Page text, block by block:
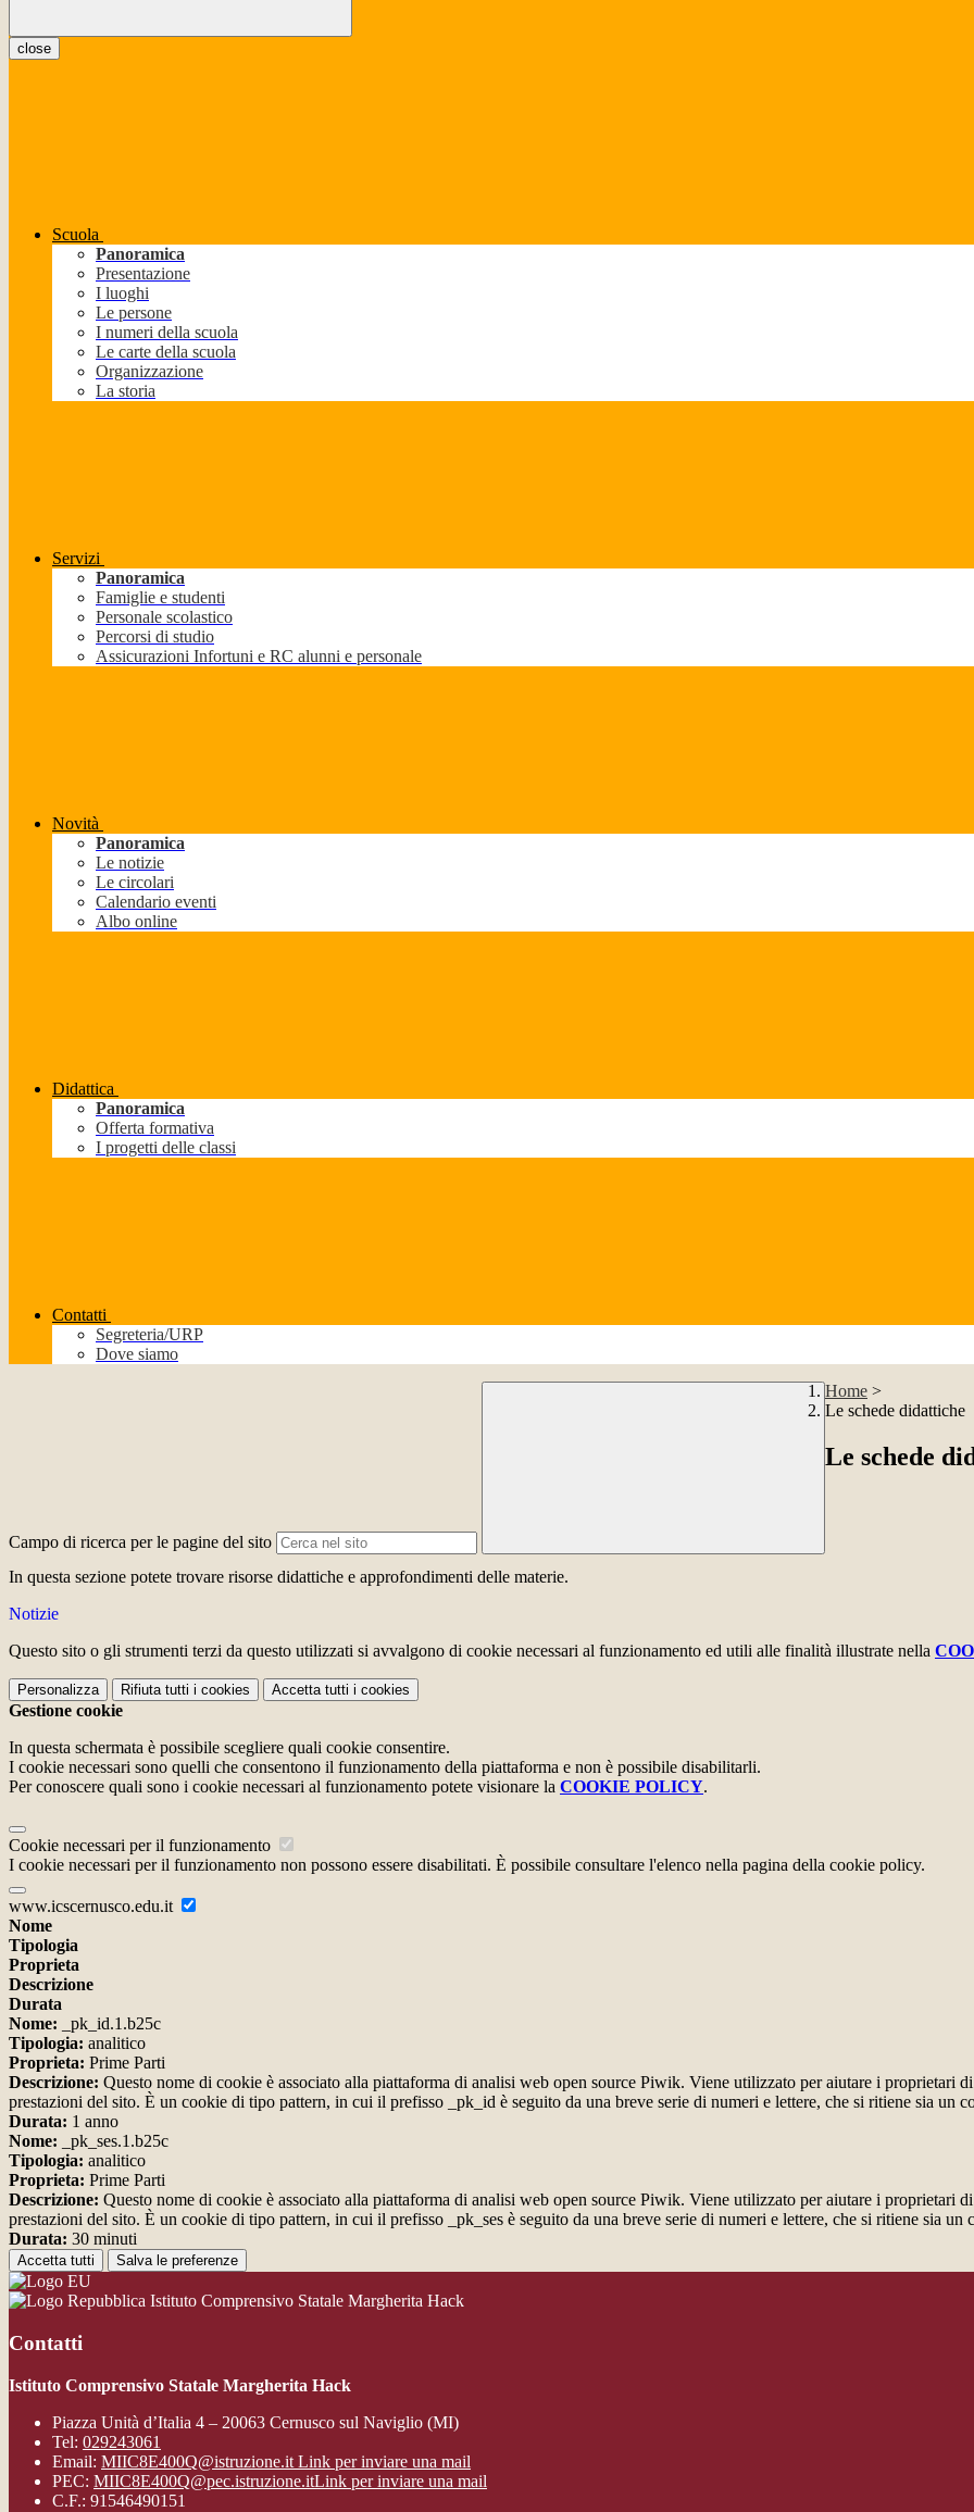
close
Scuola
Panoramica
Presentazione
I luoghi
Le persone
I numeri della scuola
Le carte della scuola
Organizzazione
La storia
Servizi
Panoramica
Famiglie e studenti
Personale scolastico
Percorsi di studio
Assicurazioni Infortuni e RC alunni e personale
Novità
Panoramica
Le notizie
Le circolari
Calendario eventi
Albo online
Didattica
Panoramica
Offerta formativa
I progetti delle classi
Contatti
Segreteria/URP
Dove siamo
Campo di ricerca per le pagine del sito
Home >
Le schede didattiche
Le schede
In questa sezione potete trovare risorse didattiche e approfondimenti delle materie.
Notizie
Questo sito o gli strumenti terzi da questo utilizzati si avvalgono di cookie necessari al funzionamento ed utili alle finalità illustrate nella
Personalizza Rifiuta tutti i cookies Accetta tutti i cookies
Gestione cookie
In questa schermata è possibile scegliere quali cookie consentire.
I cookie necessari sono quelli che consentono il funzionamento della piattaforma e non è possibile disabilitarli.
Per conoscere quali sono i cookie necessari al funzionamento potete visionare la COOKIE POLICY.
Cookie necessari per il funzionamento
I cookie necessari per il funzionamento non possono essere disabilitati. È possibile consultare l'elenco nella pagina della cookie policy.
www.icscernusco.edu.it
Nome
Tipologia
Proprieta
Descrizione
Durata
Nome: _pk_id.1.b25c
Tipologia: analitico
Proprieta: Prime Parti
Descrizione: Questo nome di cookie è associato alla piattaforma di analisi web open source Piwik. Viene utilizzato per aiutare i proprietari
prestazioni del sito. È un cookie di tipo pattern, in cui il prefisso _pk_id è seguito da una breve serie di numeri e lettere, che si ritiene sia un
Durata: 1 anno
Nome: _pk_ses.1.b25c
Tipologia: analitico
Proprieta: Prime Parti
Descrizione: Questo nome di cookie è associato alla piattaforma di analisi web open source Piwik. Viene utilizzato per aiutare i proprietari
prestazioni del sito. È un cookie di tipo pattern, in cui il prefisso _pk_ses è seguito da una breve serie di numeri e lettere, che si ritiene sia
Durata: 30 minuti
Accetta tutti Salva le preferenze
Istituto Comprensivo Statale Margherita Hack
Contatti
Istituto Comprensivo Statale Margherita Hack
Piazza Unità d’Italia 4 – 20063 Cernusco sul Naviglio (MI)
Tel: 029243061
Email: MIIC8E400Q@istruzione.it Link per inviare una mail
PEC: MIIC8E400Q@pec.istruzione.itLink per inviare una mail
C.F.: 91546490151